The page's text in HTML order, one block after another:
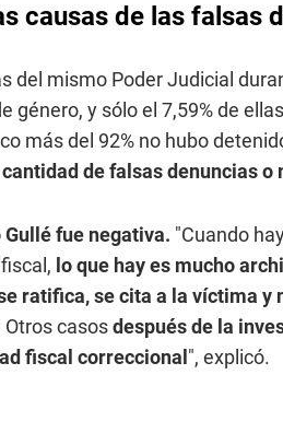
causas de las falsas
del mismo Poder Judicial
género, y sólo el 7,59% de
más del 92% no hubo
de falsas denuncias o
fue negativa. "Cuando
lo que hay es mucho
ratifica, se cita a la víctima
Otros casosdespués de la
fiscal correccional ", explicó.